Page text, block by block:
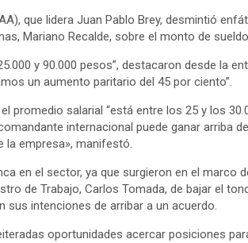
que lidera Juan Pablo Brey, desmintió
Mariano Recalde, sobre el monto de
y 90.000 pesos”, destacaron desde la
un aumento paritario del 45 por ciento”.
promedio salarial “está entre los 25 y los
internacional puede ganar arriba
la empresa», manifestó.
en el sector, ya que surgieron en el marco
de Trabajo, Carlos Tomada, de bajar el
intenciones de arribar a un acuerdo.
oportunidades acercar posiciones